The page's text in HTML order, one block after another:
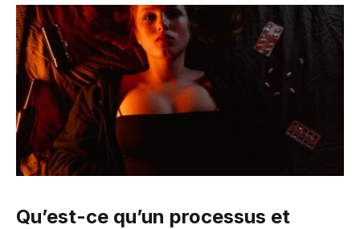
Qu’est-ce qu’un processus et